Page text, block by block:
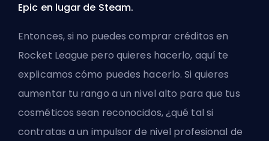
Epic en lugar de Steam.
Entonces, si no puedes comprar créditos en
Rocket League pero quieres hacerlo, aquí te
explicamos cómo puedes hacerlo. Si quieres
aumentar tu rango a un nivel alto para que tus
cosméticos sean reconocidos, ¿qué tal si
contratas a un impulsor de nivel profesional de